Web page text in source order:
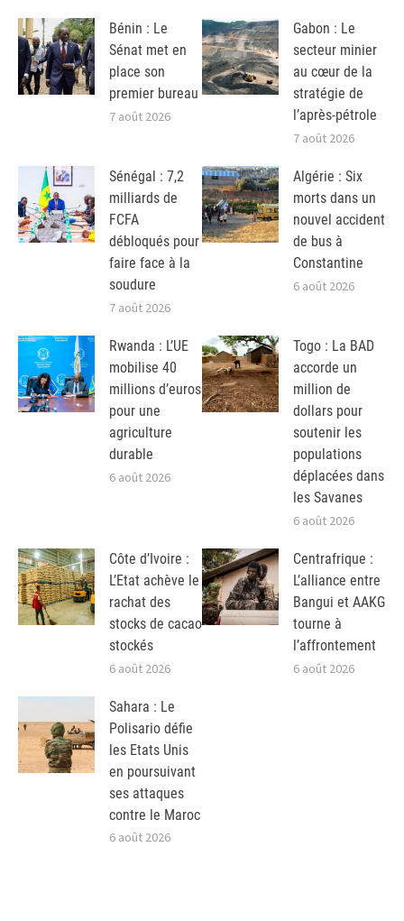
Bénin : Le
Sénat met en
place son
premier bureau
7 août 2026
Gabon : Le
secteur minier
au cœur de la
stratégie de
l’après-pétrole
7 août 2026
Sénégal : 7,2
milliards de
FCFA
débloqués pour
faire face à la
soudure
7 août 2026
Algérie : Six
morts dans un
nouvel accident
de bus à
Constantine
6 août 2026
Rwanda : L’UE
mobilise 40
millions d’euros
pour une
agriculture
durable
6 août 2026
Togo : La BAD
accorde un
million de
dollars pour
soutenir les
populations
déplacées dans
les Savanes
6 août 2026
Côte d’Ivoire :
L’Etat achève le
rachat des
stocks de cacao
stockés
6 août 2026
Centrafrique :
L’alliance entre
Bangui et AAKG
tourne à
l’affrontement
6 août 2026
Sahara : Le
Polisario défie
les Etats Unis
en poursuivant
ses attaques
contre le Maroc
6 août 2026